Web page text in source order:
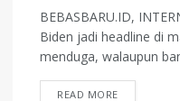
BEBASBARU.ID,
Biden jadi headline di
menduga, walaupun
READ MORE